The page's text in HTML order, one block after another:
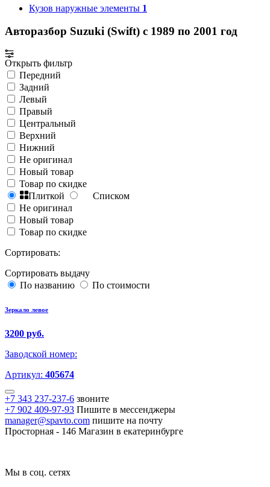
Кузов наружные элементы 1
Авторазбор Suzuki (Swift) с 1989 по 2001 год
Открыть фильтр
Передний
Задний
Левый
Правый
Центральный
Верхний
Нижний
Не оригинал
Новый товар
Товар по скидке
Плиткой
Списком
Не оригинал
Новый товар
Товар по скидке
Сортировать:
Сортировать выдачу
По названию
По стоимости
Зеркало левое
3200 руб.
Заводской номер:
Артикул: 405674
+7 343 237-237-6 звоните
+7 902 409-97-93 Пишите в мессенджеры
manager@spavto.com пишите на почту
Просторная - 146 Магазин в екатеринбурге
Мы в соц. сетях